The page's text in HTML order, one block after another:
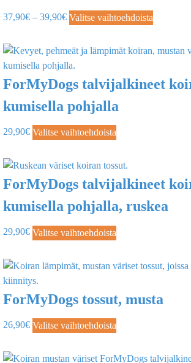
37,90€ – 39,90€ Valitse vaihtoehdoista
ForMyDogs talvijalkineet
kumisella pohjalla
29,90€ Valitse vaihtoehdoista
ForMyDogs talvijalkineet
kumisella pohjalla, ruskea
29,90€ Valitse vaihtoehdoista
ForMyDogs tossut, musta
26,90€ Valitse vaihtoehdoista